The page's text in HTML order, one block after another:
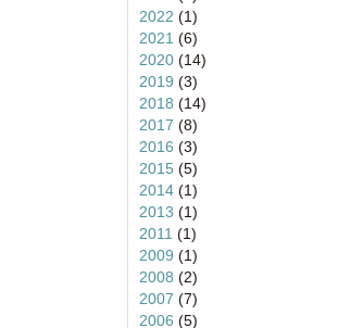
2022 (1)
2021 (6)
2020(14)
2019 (3)
2018 (14)
2017 (8)
2016 (3)
2015 (5)
2014(1)
2013 (1)
2011 (1)
2009 (1)
2008 (2)
2007 (7)
2006 (5)